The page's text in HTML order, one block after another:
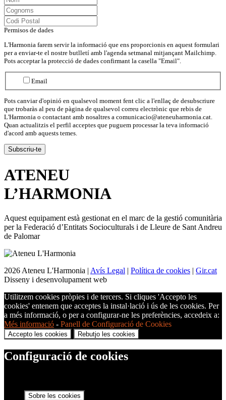
Permisos de dades
L'Harmonia farem servir la informació que ens proporcionis en aquest formulari
per a enviar-te el nostre butlletí amb l'agenda setmanal mitjançant Mailchimp.
Pots acceptar la protecció de dades confirmant la casella "Email".
Email
Pots canviar d'opinió en qualsevol moment fent clic a l'enllaç de desubscriure
que trobaràs al peu de pàgina de qualsevol correu electrònic que rebis de
L'Harmonia o contactant amb nosaltres a comunicacio@ateneuharmonia.cat.
Quan actualitzis el perfil acceptes que puguem processar la teva informació
d'acord amb aquests temes.
ATENEU
L’HARMONIA
Aquest equipament està gestionat en el marc de la gestió comunitària
per la Federació d’Entitats Socioculturals i de Lleure de Sant Andreu
de Palomar
2026 Ateneu L'Harmonia | Avís Legal | Política de cookies | Gir.cat
Disseny i desenvolupament web
Utilitzem cookies pròpies i de tercers. Si cliques 'Accepto les
cookies' entenem que acceptes la instal·lació i ús de les cookies. Per
a més informació, o per a configurar-ne les preferències, accedeix a:
Més informació - Panell de Configuració de Cookies
Accepto les cookies Rebutjo les cookies
Configuració de cookies
Sobre les cookies